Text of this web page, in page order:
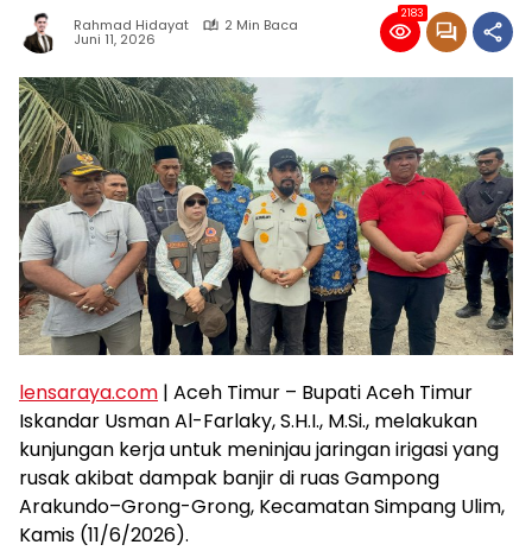
Rahmad Hidayat 2 Min Baca
Juni 11, 2026
2183
lensaraya.com | Aceh Timur – Bupati Aceh Timur
Iskandar Usman Al-Farlaky, S.H.I., M.Si., melakukan
kunjungan kerja untuk meninjau jaringan irigasi yang
rusak akibat dampak banjir di ruas Gampong
Arakundo–Grong-Grong, Kecamatan Simpang Ulim,
Kamis (11/6/2026).